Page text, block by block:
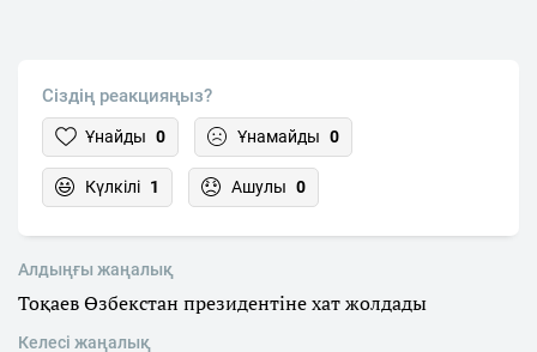
Сіздің реакцияңыз?
Ұнайды 0 Ұнамайды 0
Күлкілі 1 Ашулы 0
Алдыңғы жаңалық
Тоқаев Өзбекстан президентіне хат жолдады
Келесі жаңалық